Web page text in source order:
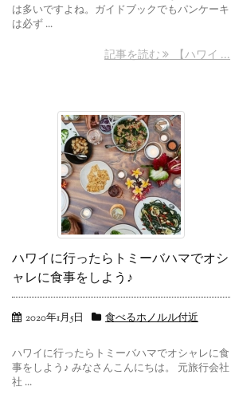
は多いですよね。ガイドブックでもパンケーキ
は必ず ...
記事を読む 【ハワイ ...
ハワイに行ったらトミーバハマでオシ
ャレに食事をしよう♪
2020年1月5日 食べるホノルル付近
ハワイに行ったらトミーバハマでオシャレに食
事をしよう♪ みなさんこんにちは。 元旅行会社
社 ...